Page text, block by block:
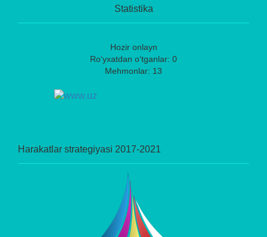
Statistika
Hozir onlayn
Ro‘yxatdan o‘tganlar: 0
Mehmonlar: 13
Harakatlar strategiyasi 2017-2021